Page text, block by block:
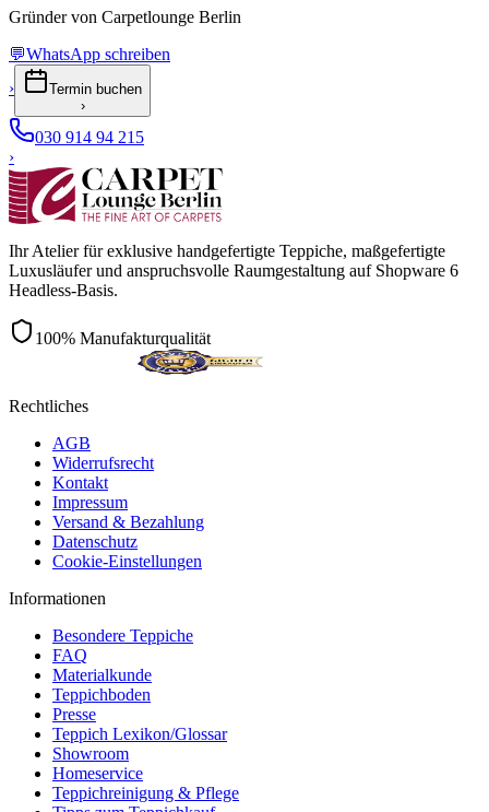
Gründer von Carpetlounge Berlin
💬WhatsApp schreiben
›
Termin buchen
›
030 914 94 215
›
Ihr Atelier für exklusive handgefertigte Teppiche, maßgefertigte
Luxusläufer und anspruchsvolle Raumgestaltung auf Shopware 6
Headless-Basis.
100% Manufakturqualität
Rechtliches
AGB
Widerrufsrecht
Kontakt
Impressum
Versand & Bezahlung
Datenschutz
Cookie-Einstellungen
Informationen
Besondere Teppiche
FAQ
Materialkunde
Teppichboden
Presse
Teppich Lexikon/Glossar
Showroom
Homeservice
Teppichreinigung & Pflege